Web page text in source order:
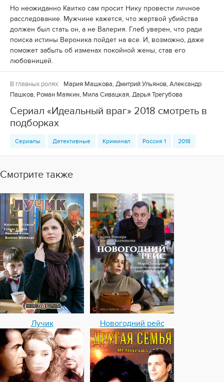
Но неожиданно Квитко сам просит Нику провести личное
расследование. Мужчине кажется, что жертвой убийства
должен был стать он, а не Валерия. Глеб уверен, что ради
поиска истины Вероника пойдет на все. И, возможно, даже
поможет забыть об изменах покойной жены, став его
любовницей.
В главных ролях:
Мария Машкова, Дмитрий Ульянов, Александр
Пашков, Роман Маякин, Мила Сивацкая, Дарья Трегубова
Сериал «Идеальный враг» 2018 смотреть в
подборках
Сериалы Детективные Криминал Россия 1 2018
Смотрите также
Лучик Новогодний рейс